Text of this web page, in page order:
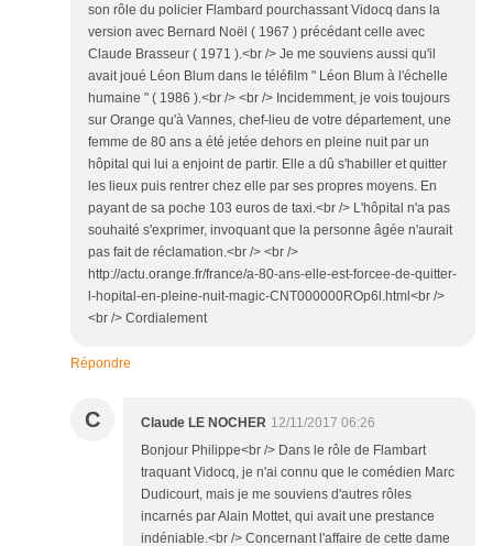
son rôle du policier Flambard pourchassant Vidocq dans la
version avec Bernard Noël ( 1967 ) précédant celle avec
Claude Brasseur ( 1971 ).<br /> Je me souviens aussi qu'il
avait joué Léon Blum dans le téléfilm " Léon Blum à l'échelle
humaine " ( 1986 ).<br /> <br /> Incidemment, je vois toujours
sur Orange qu'à Vannes, chef-lieu de votre département, une
femme de 80 ans a été jetée dehors en pleine nuit par un
hôpital qui lui a enjoint de partir. Elle a dû s'habiller et quitter
les lieux puis rentrer chez elle par ses propres moyens. En
payant de sa poche 103 euros de taxi.<br /> L'hôpital n'a pas
souhaité s'exprimer, invoquant que la personne âgée n'aurait
pas fait de réclamation.<br /> <br />
http://actu.orange.fr/france/a-80-ans-elle-est-forcee-de-quitter-
l-hopital-en-pleine-nuit-magic-CNT000000ROp6l.html<br />
<br /> Cordialement
Répondre
C Claude LE NOCHER 12/11/2017 06:26
Bonjour Philippe<br /> Dans le rôle de Flambart
traquant Vidocq, je n'ai connu que le comédien Marc
Dudicourt, mais je me souviens d'autres rôles
incarnés par Alain Mottet, qui avait une prestance
indéniable.<br /> Concernant l'affaire de cette dame